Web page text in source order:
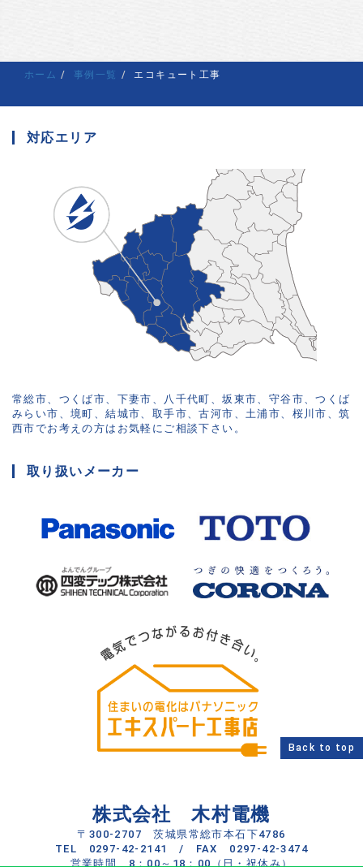
Back to top
ホーム 事例一覧 エコキュート工事
対応エリア
常総市、つくば市、下妻市、八千代町、坂東市、守谷市、つくば
みらい市、境町、結城市、取手市、古河市、土浦市、桜川市、筑
西市でお考えの方はお気軽にご相談下さい。
取り扱いメーカー
株式会社 木村電機
〒300-2707 茨城県常総市本石下4786
TEL 0297-42-2141
/ FAX 0297-42-3474
営業時間 8：00～18：00（日・祝休み）